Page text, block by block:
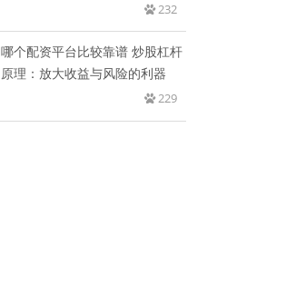
232
哪个配资平台比较靠谱 炒股杠杆
原理：放大收益与风险的利器
229